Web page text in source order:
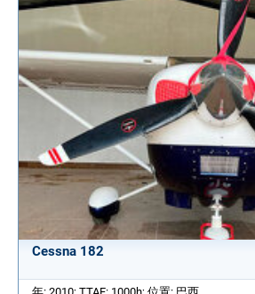
Cessna 182